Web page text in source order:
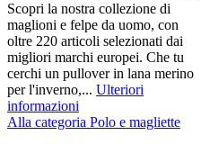
Scopri la nostra collezione di
maglioni e felpe da uomo, con
oltre 220 articoli selezionati dai
migliori marchi europei. Che tu
cerchi un pullover in lana merino
per l'inverno,... Ulteriori
informazioni
Alla categoria Polo e magliette